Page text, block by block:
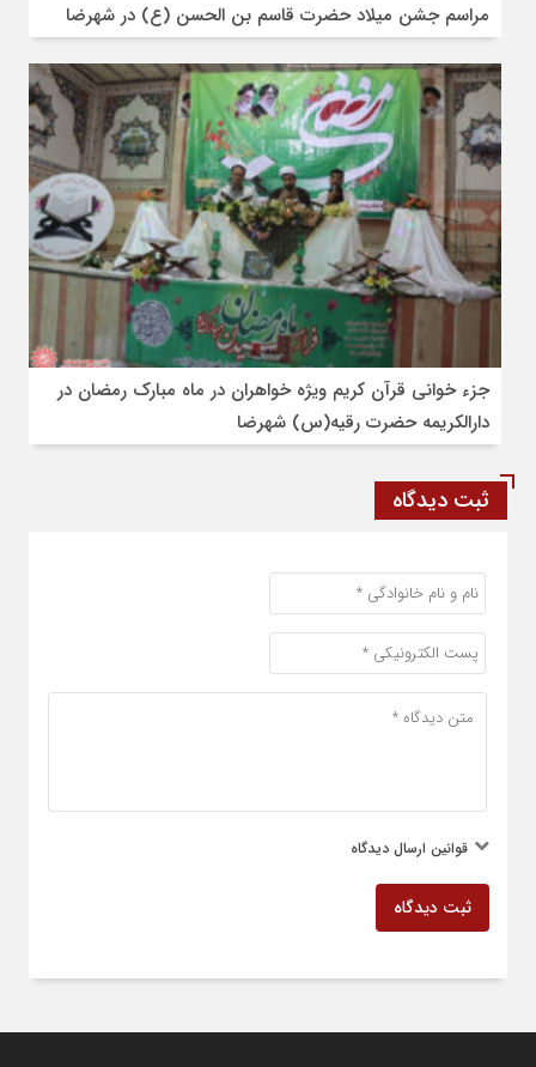
مراسم جشن میلاد حضرت قاسم بن الحسن (ع) در شهرضا
جزء خوانی قرآن کریم ویژه خواهران در ماه مبارک رمضان در
دارالکریمه حضرت رقیه(س) شهرضا
ثبت دیدگاه
قوانین ارسال دیدگاه
ثبت دیدگاه